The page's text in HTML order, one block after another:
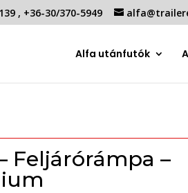
, +36-30/370-5949
Alfa utánfutók
Feljárórámpa –